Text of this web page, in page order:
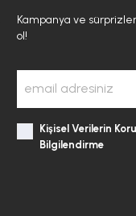
Kampanya ve
ol!
Kişisel Verilerin
Bilgilendirme